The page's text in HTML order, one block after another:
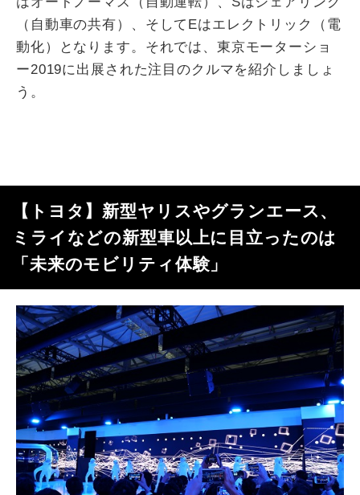
（自動車の共有）、そしてEはエレクトリック（電
動化）となります。それでは、東京モーターショ
ー2019に出展された注目のクルマを紹介しましょ
う。
【トヨタ】新型ヤリスやグランエース、
ミライなどの新型車以上に目立ったのは
「未来のモビリティ体験」